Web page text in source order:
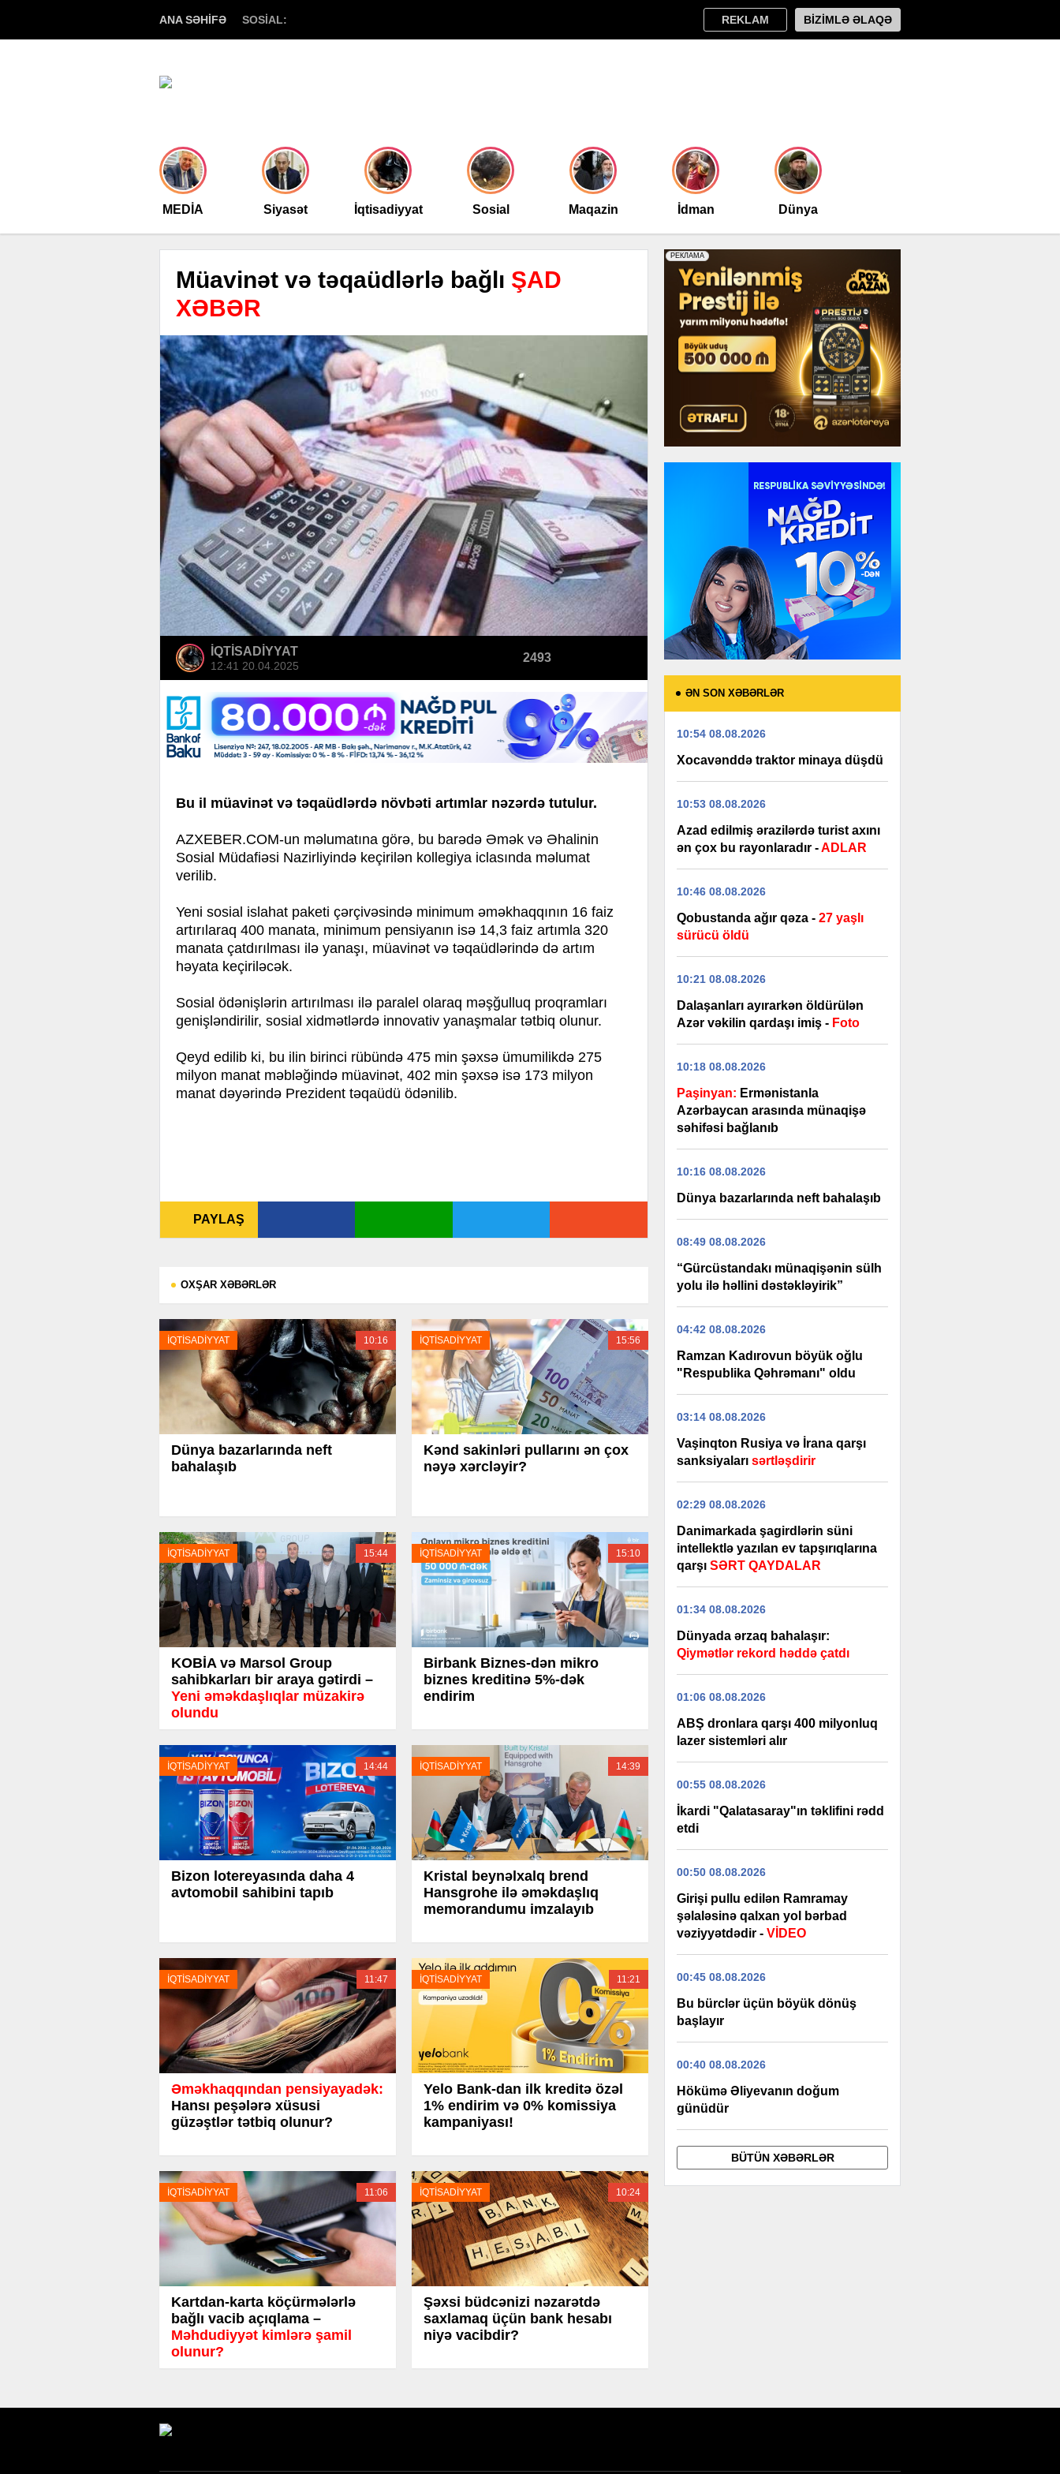
ANA SƏHİFƏ SOSİAL: REKLAM BİZİMLƏ ƏLAQƏ
MEDİA Siyasət İqtisadiyyat Sosial Maqazin İdman Dünya
Müavinət və təqaüdlərlə bağlı ŞAD
XƏBƏR
İQTİSADİYYAT
12:41 20.04.2025
2493
Bu il müavinət və təqaüdlərdə növbəti artımlar nəzərdə tutulur.
AZXEBER.COM-un məlumatına görə, bu barədə Əmək və Əhalinin
Sosial Müdafiəsi Nazirliyində keçirilən kollegiya iclasında məlumat
verilib.
Yeni sosial islahat paketi çərçivəsində minimum əməkhaqqının 16 faiz
artırılaraq 400 manata, minimum pensiyanın isə 14,3 faiz artımla 320
manata çatdırılması ilə yanaşı, müavinət və təqaüdlərində də artım
həyata keçiriləcək.
Sosial ödənişlərin artırılması ilə paralel olaraq məşğulluq proqramları
genişləndirilir, sosial xidmətlərdə innovativ yanaşmalar tətbiq olunur.
Qeyd edilib ki, bu ilin birinci rübündə 475 min şəxsə ümumilikdə 275
milyon manat məbləğində müavinət, 402 min şəxsə isə 173 milyon
manat dəyərində Prezident təqaüdü ödənilib.
PAYLAŞ
OXŞAR XƏBƏRLƏR
İQTİSADİYYAT 10:16
Dünya bazarlarında neft
bahalaşıb
İQTİSADİYYAT 15:56
Kənd sakinləri pullarını ən çox
nəyə xərcləyir?
İQTİSADİYYAT 15:44
KOBİA və Marsol Group
sahibkarları bir araya gətirdi –
Yeni əməkdaşlıqlar müzakirə
olundu
İQTİSADİYYAT 15:10
Birbank Biznes-dən mikro
biznes kreditinə 5%-dək
endirim
İQTİSADİYYAT 14:44
Bizon lotereyasında daha 4
avtomobil sahibini tapıb
İQTİSADİYYAT 14:39
Kristal beynəlxalq brend
Hansgrohe ilə əməkdaşlıq
memorandumu imzalayıb
İQTİSADİYYAT 11:47
Əməkhaqqından pensiyayadək:
Hansı peşələrə xüsusi
güzəştlər tətbiq olunur?
İQTİSADİYYAT 11:21
Yelo Bank-dan ilk kreditə özəl
1% endirim və 0% komissiya
kampaniyası!
İQTİSADİYYAT 11:06
Kartdan-karta köçürmələrlə
bağlı vacib açıqlama –
Məhdudiyyət kimlərə şamil
olunur?
İQTİSADİYYAT 10:24
Şəxsi büdcənizi nəzarətdə
saxlamaq üçün bank hesabı
niyə vacibdir?
ƏN SON XƏBƏRLƏR
10:54 08.08.2026
Xocavənddə traktor minaya düşdü
10:53 08.08.2026
Azad edilmiş ərazilərdə turist axını
ən çox bu rayonlaradır -ADLAR
10:46 08.08.2026
Qobustanda ağır qəza - 27 yaşlı
sürücü öldü
10:21 08.08.2026
Dalaşanları ayırarkən öldürülən
Azər vəkilin qardaşı imiş - Foto
10:18 08.08.2026
Paşinyan: Ermənistanla
Azərbaycan arasında münaqişə
səhifəsi bağlanıb
10:16 08.08.2026
Dünya bazarlarında neft bahalaşıb
08:49 08.08.2026
“Gürcüstandakı münaqişənin sülh
yolu ilə həllini dəstəkləyirik”
04:42 08.08.2026
Ramzan Kadırovun böyük oğlu
"Respublika Qəhrəmanı" oldu
03:14 08.08.2026
Vaşinqton Rusiya və İrana qarşı
sanksiyaları sərtləşdirir
02:29 08.08.2026
Danimarkada şagirdlərin süni
intellektlə yazılan ev tapşırıqlarına
qarşı SƏRT QAYDALAR
01:34 08.08.2026
Dünyada ərzaq bahalaşır:
Qiymətlər rekord həddə çatdı
01:06 08.08.2026
ABŞ dronlara qarşı 400 milyonluq
lazer sistemləri alır
00:55 08.08.2026
İkardi "Qalatasaray"ın təklifini rədd
etdi
00:50 08.08.2026
Girişi pullu edilən Ramramay
şəlaləsinə qalxan yol bərbad
vəziyyətdədir - VİDEO
00:45 08.08.2026
Bu bürclər üçün böyük dönüş
başlayır
00:40 08.08.2026
Hökümə Əliyevanın doğum
günüdür
BÜTÜN XƏBƏRLƏR